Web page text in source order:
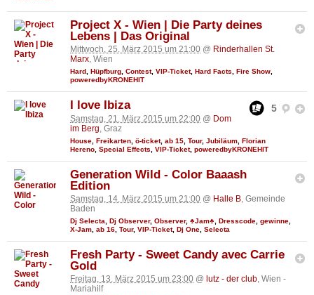
Project X - Wien | Die Party deines
Lebens | Das Original
Mittwoch, 25. März 2015 um 21:00 @ Rinderhallen St.
Marx, Wien
Hard, Hüpfburg, Contest, VIP-Ticket, Hard Facts, Fire Show,
poweredbyKRONEHIT
5
I love Ibiza
Samstag, 21. März 2015 um 22:00 @ Dom
im Berg , Graz
House Freikarten ö-ticket, ab 15 Tour, Jubiläum Florian
Hereno Special Effects VIP-Ticket, poweredbyKRONEHIT
Generation Wild - Color Baaash
Edition
Samstag, 14. März 2015 um 21:00 @ Halle B, Gemeinde
Baden
Dj Selecta Dj Observer, Observer, ♣Jam♣ Dresscode gewinne
X-Jam ab 16 Tour, VIP-Ticket, Dj One Selecta
Fresh Party - Sweet Candy avec Carrie
Gold
Freitag, 13. März 2015 um 23:00 @ lutz - der club, Wien -
Mariahilf